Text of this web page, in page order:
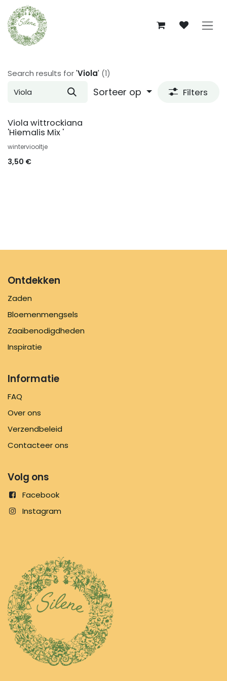
Overslaan naar inhoud
Search results for'Viola' (1)
Sorteer op Filters
Viola wittrockiana
'Hiemalis Mix '
winterviooltje
3,50 €
Ontdekken
Zaden
Bloemenmengsels
Zaaibenodigdheden
Inspiratie
Informatie
FAQ
Over ons
Verzendbeleid
Contacteer ons
Volg ons
Facebook
Instagram